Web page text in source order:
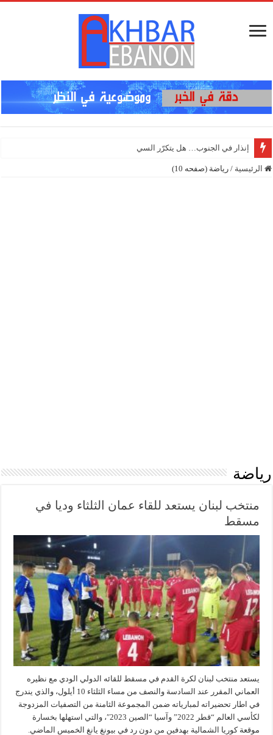
إنذار في الجنوب… هل يتكرّر السيناريو؟
الرئيسية / رياضة (صفحه 10)
رياضة
منتخب لبنان يستعد للقاء عمان الثلثاء وديا في
مسقط
يستعد منتخب لبنان لكرة القدم في مسقط للقائه الدولي الودي مع نظيره
العماني المقرر عند السادسة والنصف من مساء الثلثاء 10 أيلول، والذي يندرج
في اطار تحضيراته لمبارياته ضمن المجموعة الثامنة من التصفيات المزدوجة
لكأسي العالم “قطر 2022” وآسيا “الصين 2023″، والتي استهلها بخسارة
موقعة كوريا الشمالية بهدفين من دون رد في بيونغ يانغ الخميس الماضي.